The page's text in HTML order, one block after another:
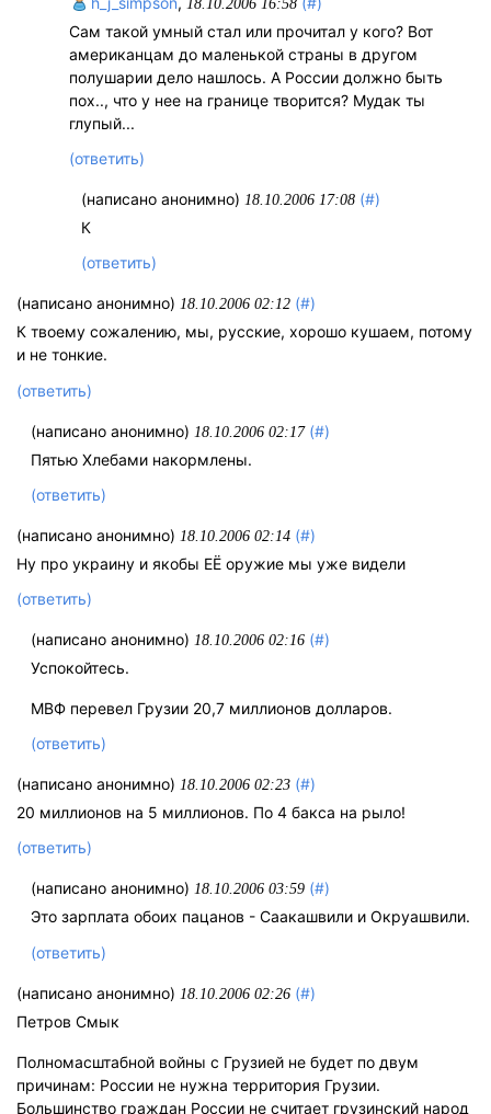
18.10.2006 16:58
Сам такой умный стал или прочитал у кого? Вот
американцам до маленькой страны в другом
полушарии дело нашлось. А России должно быть
пох.., что у нее на границе творится? Мудак ты
глупый...
(ответить)
(написано анонимно) 18.10.2006 17:08 (#)
К
(ответить)
(написано анонимно) 18.10.2006 02:12 (#)
К твоему сожалению, мы, русские, хорошо кушаем, потому
и не тонкие.
(ответить)
(написано анонимно) 18.10.2006 02:17 (#)
Пятью Хлебами накормлены.
(ответить)
(написано анонимно) 18.10.2006 02:14 (#)
Ну про украину и якобы ЕЁ оружие мы уже видели
(ответить)
(написано анонимно) 18.10.2006 02:16 (#)
Успокойтесь.
МВФ перевел Грузии 20,7 миллионов долларов.
(ответить)
(написано анонимно) 18.10.2006 02:23 (#)
20 миллионов на 5 миллионов. По 4 бакса на рыло!
(ответить)
(написано анонимно) 18.10.2006 03:59 (#)
Это зарплата обоих пацанов - Саакашвили и Окруашвили.
(ответить)
(написано анонимно) 18.10.2006 02:26 (#)
Петров Смык
Полномасштабной войны с Грузией не будет по двум
причинам: России не нужна территория Грузии.
Большинство граждан России не считает грузинский народ